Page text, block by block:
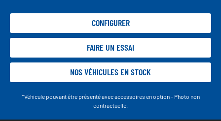
CONFIGURER
FAIRE UN ESSAI
NOS VÉHICULES EN STOCK
*Véhicule pouvant être présenté avec accessoires en option - Photo non
contractuelle.